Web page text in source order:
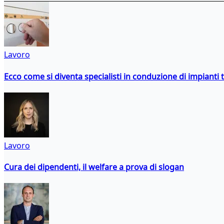
Lavoro
Ecco come si diventa specialisti in conduzione di impianti
Lavoro
Cura dei dipendenti, il welfare a prova di slogan